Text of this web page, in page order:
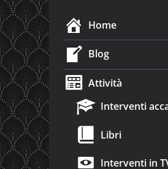
Home
Blog
Attività
Interventi
Libri
Interventi in